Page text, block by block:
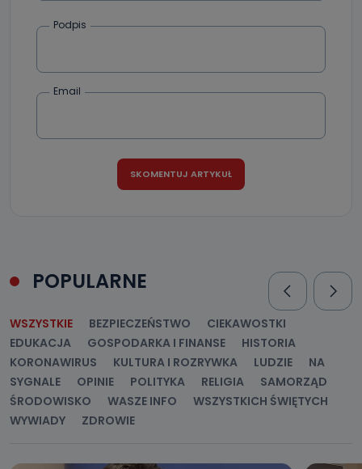
Podpis
Email
POPULARNE
WSZYSTKIE BEZPIECZEŃSTWO
CIEKAWOSTKI
EDUKACJA
GOSPODARKA I FINANSE
HISTORIA
KORONAWIRUS
KULTURA I ROZRYWKA LUDZIE
NA
SYGNALE
OPINIE POLITYKA RELIGIA
SAMORZĄD
ŚRODOWISKO
WASZE INFO
WSZYSTKICH ŚWIĘTYCH
WYWIADY
ZDROWIE